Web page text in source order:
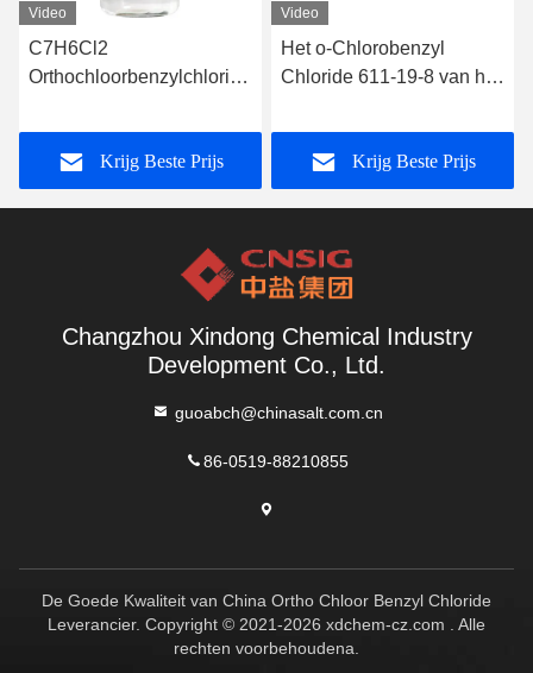
Video
C7H6Cl2
Orthochloorbenzylchloride
Krijg Beste Prijs
Video
Het o-Chlorobenzyl
Chloride 611-19-8 van het
Krijg Beste Prijs
Changzhou Xindong Chemical Industry
Development Co., Ltd.
guoabch@chinasalt.com.cn
86-0519-88210855
De Goede Kwaliteit van China Ortho Chloor Benzyl Chloride
Leverancier. Copyright © 2021-2026 xdchem-cz.com . Alle
rechten voorbehoudena.